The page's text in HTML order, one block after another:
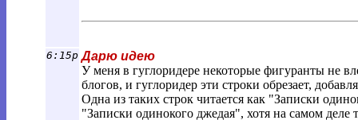
6:15p Дарю идею
У меня в гуглоридере некоторые фигуранты не
блогов, и гуглоридер эти строки обрезает,
Одна из таких строк читается как "Записки
"Записки одинокого джедая", хотя на самом деле